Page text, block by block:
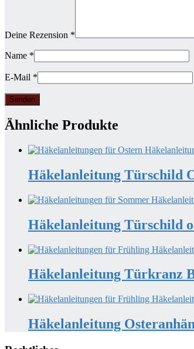
Deine Rezension *
Name *
E-Mail *
Ähnliche Produkte
Häkelanleitung Türschild
Häkelanleitung Türschild
Häkelanleitung Türkranz
Häkelanleitung